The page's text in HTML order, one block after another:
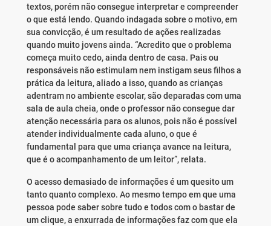
textos, porém não consegue interpretar e compreender
o que está lendo. Quando indagada sobre o motivo, em
sua convicção, é um resultado de ações realizadas
quando muito jovens ainda. “Acredito que o problema
começa muito cedo, ainda dentro de casa. Pais ou
responsáveis não estimulam nem instigam seus filhos a
prática da leitura, aliado a isso, quando as crianças
adentram no ambiente escolar, são deparadas com uma
sala de aula cheia, onde o professor não consegue dar
atenção necessária para os alunos, pois não é possível
atender individualmente cada aluno, o que é
fundamental para que uma criança avance na leitura,
que é o acompanhamento de um leitor”, relata.
O acesso demasiado de informações é um quesito um
tanto quanto complexo. Ao mesmo tempo em que uma
pessoa pode saber sobre tudo e todos com o bastar de
um clique, a enxurrada de informações faz com que ela